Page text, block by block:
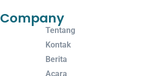
Tentang
Kontak
Berita
Acara
Company